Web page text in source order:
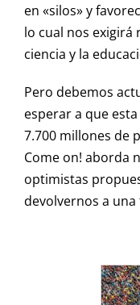
en «silos» y
lo cual nos exigirá
ciencia y la
Pero debemos
esperar a que
7.700 millones de
Come on! aborda
optimistas
devolvernos a